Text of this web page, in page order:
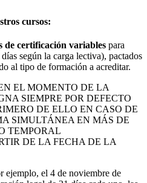
cursos:
de certificación variables para
según la carga lectiva), pactados
al tipo de formación a acreditar.
EL MOMENTO DE LA
SIEMPRE POR DEFECTO
DE ELLO EN CASO DE
SIMULTÁNEA EN MÁS DE
TEMPORAL
DE LA FECHA DE LA
ejemplo, el 4 de noviembre de